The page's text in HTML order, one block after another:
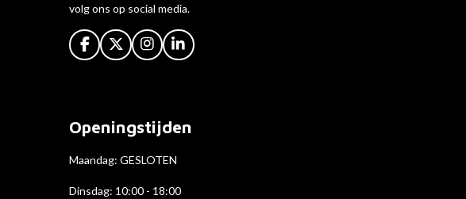
volg ons op social media.
F
a
o
o
X
I
n
g
r
m
L
i
d
I
Openingstijden
Maandag: GESLOTEN
Dinsdag: 10:00 - 18:00